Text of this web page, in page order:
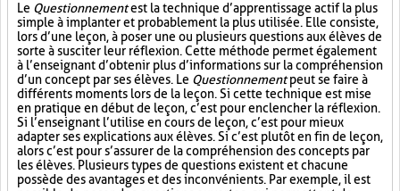
Le Questionnementest la technique d’apprentissage actif la plus
simple à implanter et probablement la plus utilisée. Elle consiste,
lors d’une leçon, à poser une ou plusieurs questions aux élèves de
sorte à susciter leur réflexion. Cette méthode permet également
à l’enseignant d’obtenir plus d’informations sur la compréhension
d’un concept par ses élèves. Le Questionnementpeut se faire à
différents moments lors de la leçon. Si cette technique est mise
en pratique en début de leçon, c’est pour enclencher la réflexion.
Si l’enseignant l’utilise en cours de leçon, c’est pour mieux
adapter ses explications aux élèves. Si c’est plutôt en fin de leçon,
alors c’est pour s’assurer de la compréhension des concepts par
les élèves. Plusieurs types de questions existent et chacune
possède des avantages et des inconvénients. Par exemple, il est